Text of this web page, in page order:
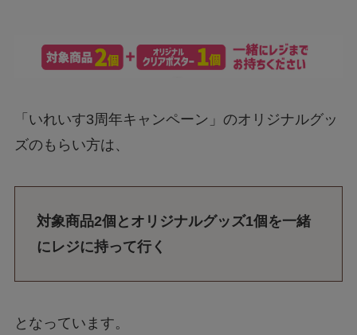
「いれいす3周年キャンペーン」のオリジナルグッ
ズのもらい方は、
対象商品2個とオリジナルグッズ1個を一緒
にレジに持って行く
となっています。